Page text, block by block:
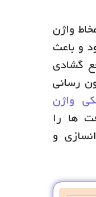
واژن
و باعث
گشادی
رسانی
واژن
ها را
و